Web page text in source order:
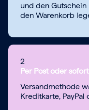
und den
den Warenkorb
2
Per Post oder
Versandmethode
Kreditkarte,